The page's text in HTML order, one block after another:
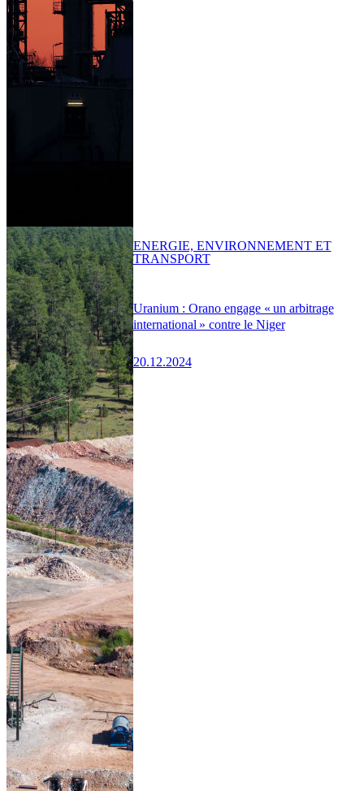
Uranium : Orano engage « un arbitrage
international » contre le Niger
20.12.2024
ENERGIE, ENVIRONNEMENT ET
TRANSPORT